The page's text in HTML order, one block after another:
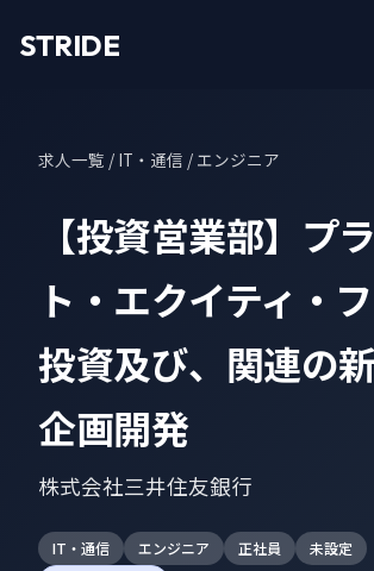
STRIDE
求人一覧 / IT・通信 / エンジニア
【投資営業部】プ
ト・エクイティ・
投資及び、関連の
企画開発
株式会社三井住友銀行
IT・通信 エンジニア 正社員
未設定